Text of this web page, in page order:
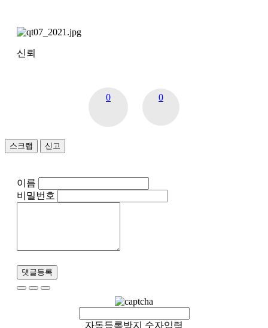
신뢰
0 0
스크랩 신고
이름
비밀번호
댓글등록
자동등록방지 숫자입력